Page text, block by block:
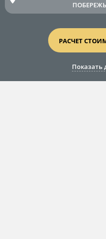
РАСЧЕТ
Показать